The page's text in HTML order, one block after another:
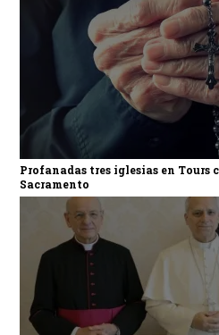
Profanadas tres iglesias en Tours
Sacramento